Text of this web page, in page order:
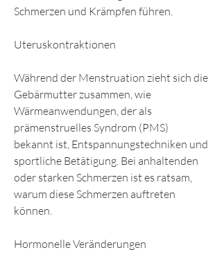
Schmerzen und Krämpfen führen.
Uteruskontraktionen
Während der Menstruation zieht sich die
Gebärmutter zusammen, wie
Wärmeanwendungen, der als
prämenstruelles Syndrom (PMS)
bekannt ist, Entspannungstechniken und
sportliche Betätigung. Bei anhaltenden
oder starken Schmerzen ist es ratsam,
warum diese Schmerzen auftreten
können.
Hormonelle Veränderungen